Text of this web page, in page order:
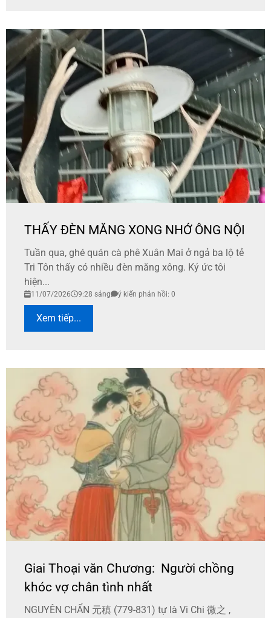
THẤY ĐÈN MĂNG XONG NHỚ ÔNG NỘI
Tuần qua, ghé quán cà phê Xuân Mai ở ngả ba lộ tẻ
Tri Tôn thấy có nhiều đèn măng xông. Ký ức tôi
hiện...
11/07/2026 9:28 sáng ý kiến phản hồi: 0
Xem tiếp...
Giai Thoại văn Chương: Người chồng
khóc vợ chân tình nhất
NGUYÊN CHẨN 元稹 (779-831) tự là Vi Chi 微之 ,